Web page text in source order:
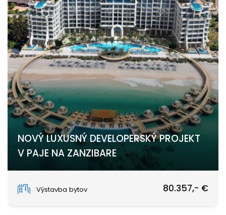
NOVÝ LUXUSNÝ DEVELOPERSKÝ PROJEKT
V PAJE NA ZANZIBARE
Výstavba bytov
80.357,- €